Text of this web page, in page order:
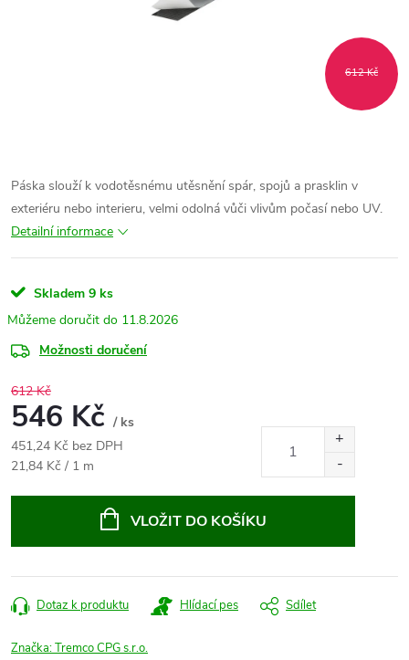
612 Kč
Páska slouží k vodotěsnému utěsnění spár, spojů a prasklin v
exteriéru nebo interieru, velmi odolná vůči vlivům počasí nebo UV.
Detailní informace
Skladem 9 ks
11.8.2026
Možnosti doručení
612 Kč
546 Kč / ks
451,24 Kč bez DPH
Měrná
21,84 Kč / 1 m
VLOŽIT DO KOŠÍKU
Dotaz k produktu Hlídací pes Sdílet
Značka:Tremco CPG s.r.o.